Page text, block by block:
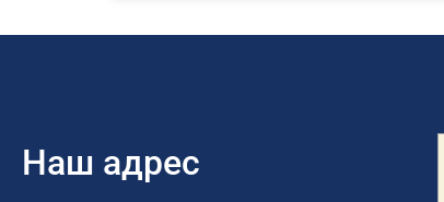
Наш адрес